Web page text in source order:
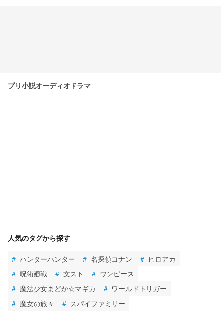
プリ小説オーディオドラマ
人気のタグから探す
# ハンターハンター # 名探偵コナン # ヒロアカ
# 呪術廻戦 # 文スト # ワンピース
# 魔法少女まどか☆マギカ # ワールドトリガー
# 魔女の旅々 # スパイファミリー